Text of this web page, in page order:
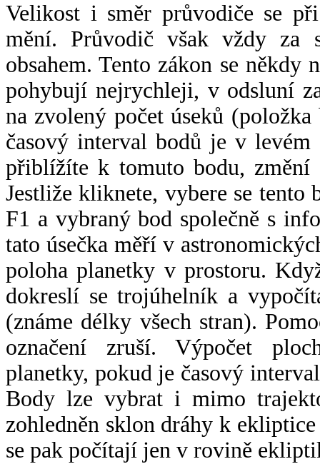
Velikost i směr průvodiče se
mění. Průvodič však vždy za
obsahem. Tento zákon se někdy
pohybují nejrychleji, v odsluní
na zvolený počet úseků
časový interval bodů je v
přiblížíte k tomuto bodu,
Jestliže kliknete, vybere se tento
F1 a vybraný bod společně s
tato úsečka měří v
poloha planetky v prostoru.
dokreslí se trojúhelník a
(známe délky všech stran).
označení zruší. Výpočet
planetky, pokud je časový
Body lze vybrat i mimo
zohledněn sklon dráhy k
se pak počítají jen v rovině